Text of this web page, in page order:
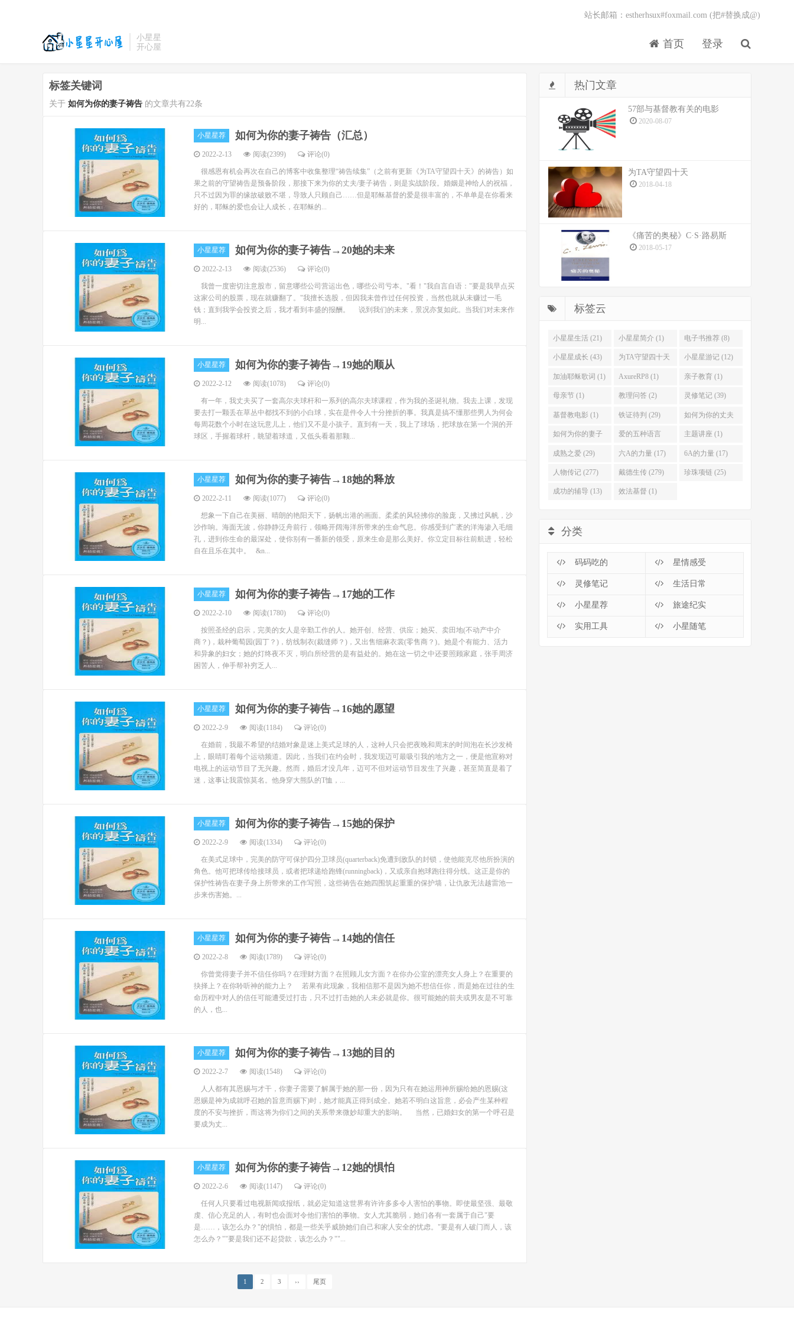
小星星
开心屋
首页 登录
站长邮箱：estherhsux#foxmail.com (把#替换成@)
标签关键词
关于 如何为你的妻子祷告 的文章共有22条
小星星荐 如何为你的妻子祷告（汇总）
2022-2-13 阅读(2399) 评论(0)
很感恩有机会再次在自己的博客中收集整理“祷告续集”（之前有更新《为TA守望四十天》的祷告）如
果之前的守望祷告是预备阶段，那接下来为你的丈夫/妻子祷告，则是实战阶段。婚姻是神给人的祝福，
只不过因为罪的缘故破败不堪，导致人只顾自己……但是耶稣基督的爱是很丰富的，不单单是在你看来
好的，耶稣的爱也会让人成长，在耶稣的...
小星星荐 如何为你的妻子祷告→20她的未来
2022-2-13 阅读(2536) 评论(0)
我曾一度密切注意股市，留意哪些公司营运出色，哪些公司亏本。"看！"我自言自语："要是我早点买
这家公司的股票，现在就赚翻了。"我擅长选股，但因我未曾作过任何投资，当然也就从未赚过一毛
钱；直到我学会投资之后，我才看到丰盛的报酬。 说到我们的未来，景况亦复如此。当我们对未来作
明...
小星星荐 如何为你的妻子祷告→19她的顺从
2022-2-12 阅读(1078) 评论(0)
有一年，我丈夫买了一套高尔夫球杆和一系列的高尔夫球课程，作为我的圣诞礼物。我去上课，发现
要去打一颗丢在草丛中都找不到的小白球，实在是件令人十分挫折的事。我真是搞不懂那些男人为何会
每周花数个小时在这玩意儿上，他们又不是小孩子。直到有一天，我上了球场，把球放在第一个洞的开
球区，手握着球杆，眺望着球道，又低头看着那颗...
小星星荐 如何为你的妻子祷告→18她的释放
2022-2-11 阅读(1077) 评论(0)
想象一下自己在美丽、晴朗的艳阳天下，扬帆出港的画面。柔柔的风轻拂你的脸庞，又拂过风帆，沙
沙作响。海面无波，你静静泛舟前行，领略开阔海洋所带来的生命气息。你感受到广袤的洋海渗入毛细
孔，进到你生命的最深处，使你别有一番新的领受，原来生命是那么美好。你立定目标往前航进，轻松
自在且乐在其中。 &n...
小星星荐 如何为你的妻子祷告→17她的工作
2022-2-10 阅读(1780) 评论(0)
按照圣经的启示，完美的女人是辛勤工作的人。她开创、经营、供应；她买、卖田地(不动产中介
商？)，栽种葡萄园(园丁？)，纺线制衣(裁缝师？)，又出售细麻衣裳(零售商？)。她是个有能力、活力
和异象的妇女；她的灯终夜不灭，明白所经营的是有益处的。她在这一切之中还要照顾家庭，张手周济
困苦人，伸手帮补穷乏人...
小星星荐 如何为你的妻子祷告→16她的愿望
2022-2-9 阅读(1184) 评论(0)
在婚前，我最不希望的结婚对象是迷上美式足球的人，这种人只会把夜晚和周末的时间泡在长沙发椅
上，眼睛盯着每个运动频道。因此，当我们在约会时，我发现迈可最吸引我的地方之一，便是他宣称对
电视上的运动节目了无兴趣。然而，婚后才没几年，迈可不但对运动节目发生了兴趣，甚至简直是着了
迷，这事让我震惊莫名。他身穿大熊队的T恤，...
小星星荐 如何为你的妻子祷告→15她的保护
2022-2-9 阅读(1334) 评论(0)
在美式足球中，完美的防守可保护四分卫球员(quarterback)免遭到敌队的封锁，使他能克尽他所扮演的
角色。他可把球传给接球员，或者把球递给跑锋(runningback)，又或亲自抱球跑往得分线。这正是你的
保护性祷告在妻子身上所带来的工作写照，这些祷告在她四围筑起重重的保护墙，让仇敌无法越雷池一
步来伤害她。...
小星星荐 如何为你的妻子祷告→14她的信任
2022-2-8 阅读(1789) 评论(0)
你曾觉得妻子并不信任你吗？在理财方面？在照顾儿女方面？在你办公室的漂亮女人身上？在重要的
抉择上？在你聆听神的能力上？ 若果有此现象，我相信那不是因为她不想信任你，而是她在过往的生
命历程中对人的信任可能遭受过打击，只不过打击她的人未必就是你。很可能她的前夫或男友是不可靠
的人，也...
小星星荐 如何为你的妻子祷告→13她的目的
2022-2-7 阅读(1548) 评论(0)
人人都有其恩赐与才干，你妻子需要了解属于她的那一份，因为只有在她运用神所赐给她的恩赐(这
恩赐是神为成就呼召她的旨意而赐下)时，她才能真正得到成全。她若不明白这旨意，必会产生某种程
度的不安与挫折，而这将为你们之间的关系带来微妙却重大的影响。 当然，已婚妇女的第一个呼召是
要成为丈...
小星星荐 如何为你的妻子祷告→12她的惧怕
2022-2-6 阅读(1147) 评论(0)
任何人只要看过电视新闻或报纸，就必定知道这世界有许许多多令人害怕的事物。即使最坚强、最敬
虔、信心充足的人，有时也会面对令他们害怕的事物。女人尤其脆弱，她们各有一套属于自己"要
是……，该怎么办？"的惧怕，都是一些关乎威胁她们自己和家人安全的忧虑。"要是有人破门而人，该
怎么办？""要是我们还不起贷款，该怎么办？""...
1 2 3 ›› 尾页
热门文章
57部与基督教有关的电影
2020-08-07
为TA守望四十天
2018-04-18
《痛苦的奥秘》C·S·路易斯
2018-05-17
标签云
小星星生活 (21) 小星星简介 (1) 电子书推荐 (8)
小星星成长 (43) 为TA守望四十天
(46)
小星星游记 (12)
加油耶稣歌词 (1) AxureRP8 (1) 亲子教育 (1)
母亲节 (1) 教理问答 (2) 灵修笔记 (39)
基督教电影 (1) 铁证待判 (29) 如何为你的丈夫
祷告 (33)
如何为你的妻子
祷告 (22)
爱的五种语言
(55)
主题讲座 (1)
成熟之爱 (29) 六A的力量 (17) 6A的力量 (17)
人物传记 (277) 戴德生传 (279) 珍珠项链 (25)
成功的辅导 (13) 效法基督 (1)
分类
码码吃的 星情感受
灵修笔记 生活日常
小星星荐 旅途纪实
实用工具 小星随笔